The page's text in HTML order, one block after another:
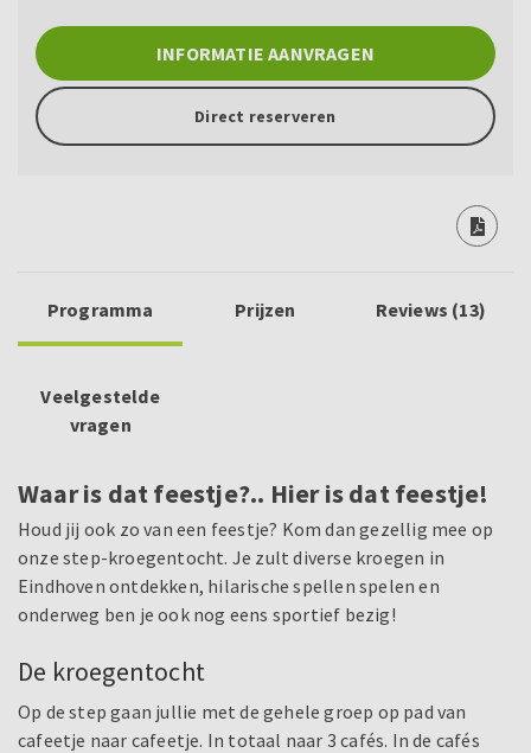
INFORMATIE AANVRAGEN
Direct reserveren
Programma Prijzen Reviews (13)
Veelgestelde
vragen
Waar is dat feestje?.. Hier is dat feestje!
Houd jij ook zo van een feestje? Kom dan gezellig mee op
onze step-kroegentocht. Je zult diverse kroegen in
Eindhoven ontdekken, hilarische spellen spelen en
onderweg ben je ook nog eens sportief bezig!
De kroegentocht
Op de step gaan jullie met de gehele groep op pad van
cafeetje naar cafeetje. In totaal naar 3 cafés. In de cafés